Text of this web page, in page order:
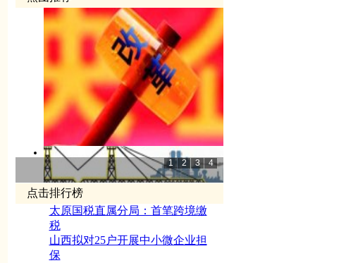
山西省设立专项资金奖励“企业上
省金融办、省发改委、省国资委联
山西医保封闭运行企业今年将纳入
省食品安全委员会召开2018年第一
1 2 3 4
点击排行榜
太原国税直属分局：首笔跨境缴
税
山西拟对25户开展中小微企业担
保